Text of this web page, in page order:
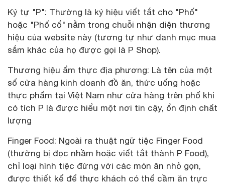
Ký tự "P": Thường là ký hiệu viết tắt cho "Phố"
hoặc "Phố cổ" nằm trong chuỗi nhận diện thương
hiệu của website này (tương tự như danh mục mua
sắm khác của họ được gọi là P Shop).
Thương hiệu ẩm thực địa phương: Là tên của một
số cửa hàng kinh doanh đồ ăn, thức uống hoặc
thực phẩm tại Việt Nam như cửa hàng trên phố khi
có tích P là được hiểu một nơi tin cậy, ổn định chất
lượng
Finger Food: Ngoài ra thuật ngữ tiệc Finger Food
(thường bị đọc nhầm hoặc viết tắt thành P Food),
chỉ loại hình tiệc đứng với các món ăn nhỏ gọn,
được thiết kế để thực khách có thể cầm ăn trực